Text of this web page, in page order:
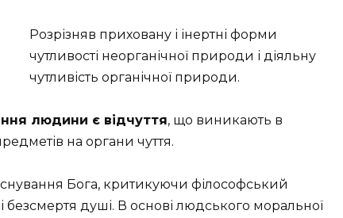
Розрізняв приховану і інертні форми
чутливості неорганічної природи і діяльну
чутливість органічної природи.
людини є відчуття, що виникають в
на органи чуття.
Бога, критикуючи філософський
безсмертя душі. В основі людського моральної